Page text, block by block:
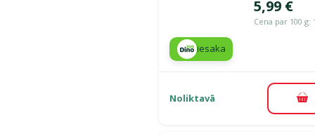
Cena
5,99 €
Cena par 100 g:
iesaka
Noliktavā